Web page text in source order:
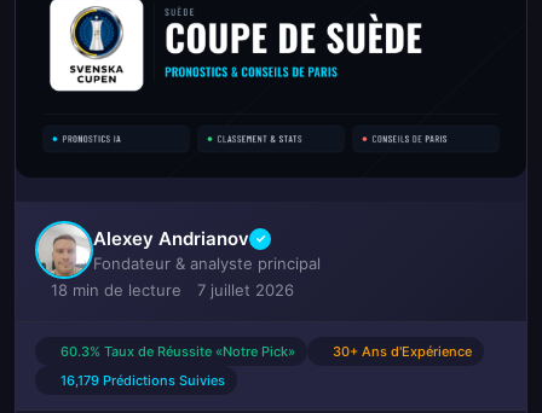
Alexey Andrianov ✓
Fondateur & analyste principal
18 min de lecture
7 juillet 2026
60.3% Taux de Réussite «Notre Pick»
30+ Ans d'Expérience
16,179 Prédictions Suivies